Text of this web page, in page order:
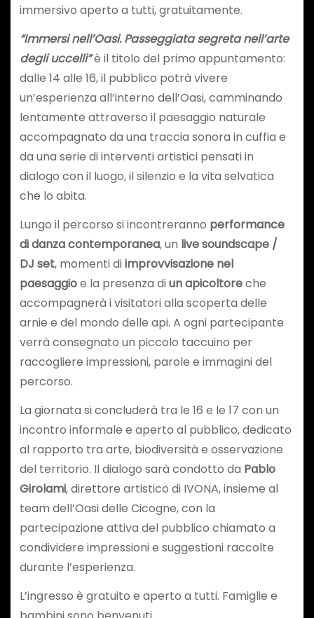
immersivo aperto a tutti, gratuitamente.
“Immersi nell’Oasi. Passeggiata segreta nell’arte
degli uccelli”è il titolo del primo appuntamento:
dalle 14 alle 16, il pubblico potrà vivere
un’esperienza all’interno dell’Oasi, camminando
lentamente attraverso il paesaggio naturale
accompagnato da una traccia sonora in cuffia e
da una serie di interventi artistici pensati in
dialogo con il luogo, il silenzio e la vita selvatica
che lo abita.
Lungo il percorso si incontreranno performance
di danza contemporanea, un live soundscape /
DJ set, momenti diimprovvisazione nel
paesaggioe la presenza diun apicoltoreche
accompagnerà i visitatori alla scoperta delle
arnie e del mondo delle api. A ogni partecipante
verrà consegnato un piccolo taccuino per
raccogliere impressioni, parole e immagini del
percorso.
La giornata si concluderà tra le 16 e le 17 con un
incontro informale e aperto al pubblico, dedicato
al rapporto tra arte, biodiversità e osservazione
del territorio. Il dialogo sarà condotto da Pablo
Girolami, direttore artistico di IVONA, insieme al
team dell’Oasi delle Cicogne, con la
partecipazione attiva del pubblico chiamato a
condividere impressioni e suggestioni raccolte
durante l’esperienza.
L’ingresso è gratuito e aperto a tutti. Famiglie e